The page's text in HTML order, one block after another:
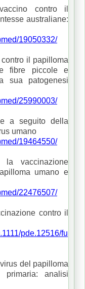
contro il
australiane:
19050332/
il papilloma
fibre piccole e
sua patogenesi
25990003/
a seguito della
umano
19464550/
la vaccinazione
umano e
22476507/
contro il
pde.12516/fu
del papilloma
primaria: analisi